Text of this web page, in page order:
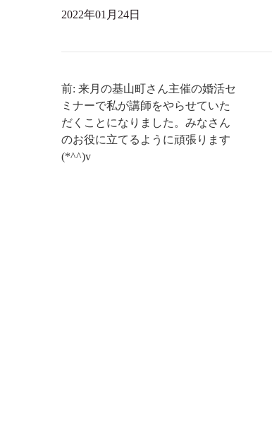
2022年01月24日
前: 来月の基山町さん主催の婚活セ
ミナーで私が講師をやらせていた
だくことになりました。みなさん
のお役に立てるように頑張ります
(*^^)v